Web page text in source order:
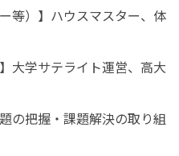
等）】ハウスマスター、体
大学サテライト運営、高大
の把握・課題解決の取り組